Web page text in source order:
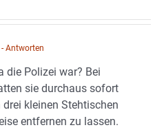
- Antworten
die Polizei war? Bei
sie durchaus sofort
kleinen Stehtischen
entfernen zu lassen.